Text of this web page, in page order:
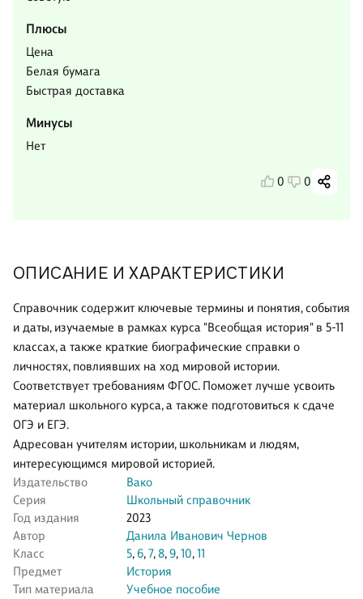
ОПИСАНИЕ И ХАРАКТЕРИСТИКИ
Справочник содержит ключевые термины и понятия, события
и даты, изучаемые в рамках курса "Всеобщая история" в 5-11
классах, а также краткие биографические справки о
личностях, повлиявших на ход мировой истории.
Соответствует требованиям ФГОС. Поможет лучше усвоить
материал школьного курса, а также подготовиться к сдаче
ОГЭ и ЕГЭ.
Адресован учителям истории, школьникам и людям,
интересующимся мировой историей.
Издательство
Вако
Серия
Школьный справочник
Год издания
2023
Автор
Данила Иванович Чернов
Класс
5,6,7,8,9,10,11
Предмет
История
Тип материала
Учебное пособие
Плюсы
Цена
Белая бумага
Быстрая доставка
Минусы
Нет
0 0